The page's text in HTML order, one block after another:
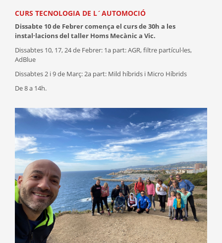
CURS TECNOLOGIA DE L´AUTOMOCIÓ
Dissabte 10 de Febrer comença el curs de 30h a les
instal·lacions del taller Homs Mecànic a Vic.
Dissabtes 10, 17, 24 de Febrer: 1a part: AGR, filtre partícul·les,
AdBlue
Dissabtes 2 i 9 de Març: 2a part: Mild híbrids i Micro Híbrids
De 8 a 14h.